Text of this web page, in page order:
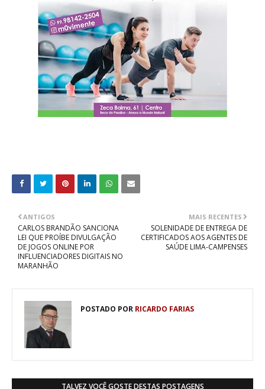
MAIS RECENTES
SOLENIDADE DE ENTREGA DE
CERTIFICADOS AOS AGENTES DE
SAÚDE LIMA-CAMPENSES
ANTIGOS
CARLOS BRANDÃO SANCIONA
LEI QUE PROÍBE DIVULGAÇÃO
DE JOGOS ONLINE POR
INFLUENCIADORES DIGITAIS NO
MARANHÃO
POSTADO POR RICARDO FARIAS
TALVEZ VOCÊ GOSTE DESTAS POSTAGENS